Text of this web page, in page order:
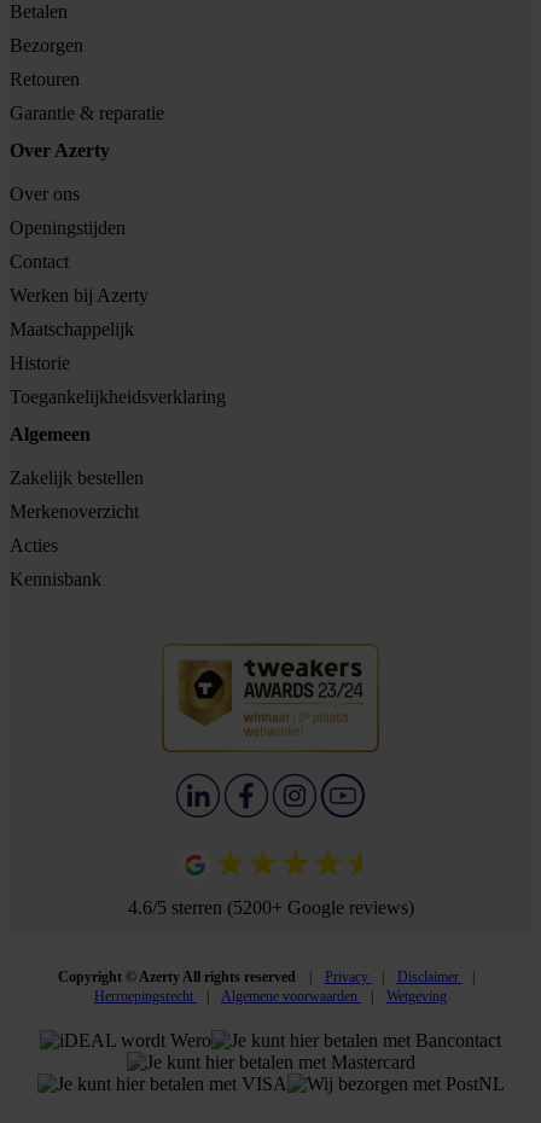
Betalen
Bezorgen
Retouren
Garantie & reparatie
Over Azerty
Over ons
Openingstijden
Contact
Werken bij Azerty
Maatschappelijk
Historie
Toegankelijkheidsverklaring
Algemeen
Zakelijk bestellen
Merkenoverzicht
Acties
Kennisbank
4.6/5 sterren (5200+ Google reviews)
Copyright © Azerty All rights reserved Privacy
Disclaimer
Herroepingsrecht
Algemene voorwaarden Wetgeving